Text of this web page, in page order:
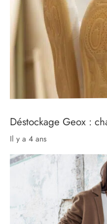
Déstockage Geox :
il y a 4 ans